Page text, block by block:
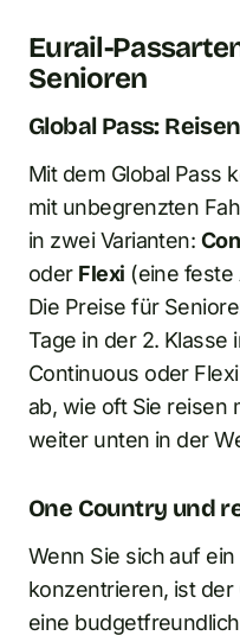
Eurail-
Senioren
Global Pass:
Mit dem Global Pass
mit unbegrenzten
in zwei Varianten:
oder Flexi (eine feste
Die Preise für
Tage in der 2. Klasse
Continuous oder
ab, wie oft Sie reisen
weiter unten in der
One Country und
Wenn Sie sich auf
konzentrieren, ist der
eine